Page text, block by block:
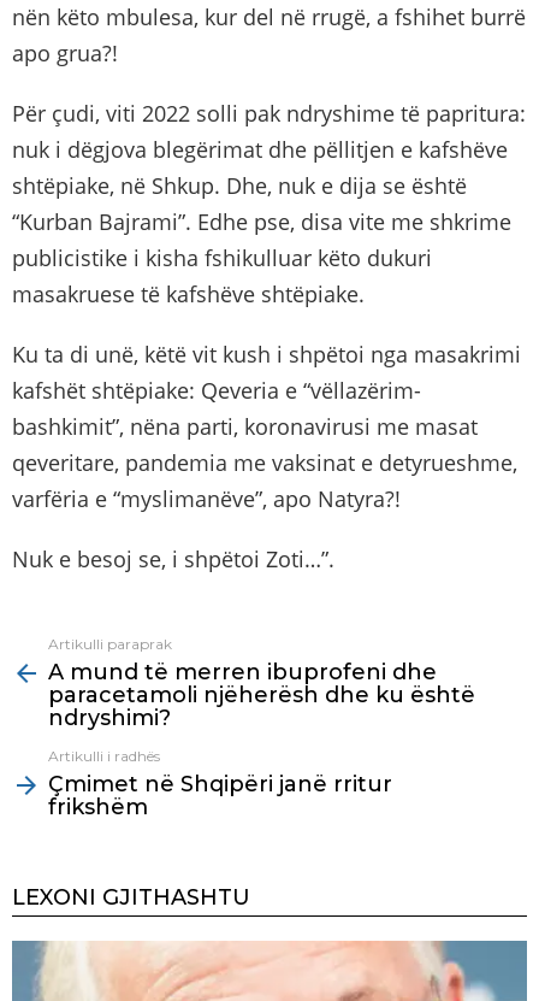
nën këto mbulesa, kur del në rrugë, a fshihet burrë
apo grua?!
Për çudi, viti 2022 solli pak ndryshime të papritura:
nuk i dëgjova blegërimat dhe pëllitjen e kafshëve
shtëpiake, në Shkup. Dhe, nuk e dija se është
“Kurban Bajrami”. Edhe pse, disa vite me shkrime
publicistike i kisha fshikulluar këto dukuri
masakruese të kafshëve shtëpiake.
Ku ta di unë, këtë vit kush i shpëtoi nga masakrimi
kafshët shtëpiake: Qeveria e “vëllazërim-
bashkimit”, nëna parti, koronavirusi me masat
qeveritare, pandemia me vaksinat e detyrueshme,
varfëria e “myslimanëve”, apo Natyra?!
Nuk e besoj se, i shpëtoi Zoti…”.
more
Artikulli paraprak
A mund të merren ibuprofeni dhe
paracetamoli njëherësh dhe ku është
ndryshimi?
Artikulli i radhës
Çmimet në Shqipëri janë rritur
frikshëm
LEXONI GJITHASHTU